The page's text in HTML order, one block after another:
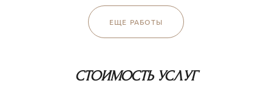
ЕЩЕ РАБОТЫ
СТОИМОСТЬ УСЛУГ